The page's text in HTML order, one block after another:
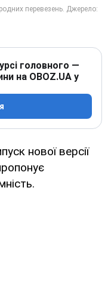
головного —
на OBOZ.UA у
нової версії